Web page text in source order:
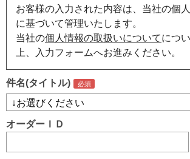
お客様の入力された内容は、当社の個
に基づいて管理いたします。
当社の個人情報の取扱いについてにつ
上、入力フォームへお進みください。
件名(タイトル)
オーダーＩＤ